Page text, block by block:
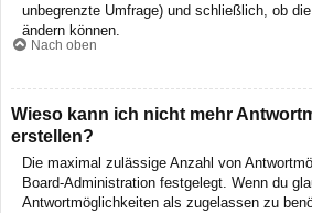
unbegrenzte Umfrage) und schließlich, ob
ändern können.
Nach oben
Wieso kann ich nicht mehr
erstellen?
Die maximal zulässige Anzahl von
Board-Administration festgelegt. Wenn du
Antwortmöglichkeiten als zugelassen zu